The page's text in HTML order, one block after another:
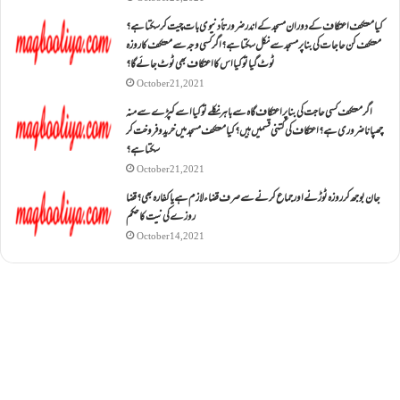
کیا معتکف اعتکاف کے دوران مسجد کے اندر ضرورتاً دنیوی بات چیت کر سکتا ہے؟
معتکف کن حاجات کی بنا پر مسجد سے نکل سکتا ہے؟ اگر کسی وجہ سے معتکف کا روزہ
ٹوٹ گیا تو کیا اس کا اعتکاف بھی ٹوٹ جائے گا؟
October 21, 2021
اگر معتکف کسی حاجت کی بنا پر اعتکاف گاہ سے باہر نکلے تو کیا اسے کپڑے سے منہ
چھپانا ضروری ہے؟اعتکاف کی کتنی قسمیں ہیں؟کیا معتکف مسجد میں خرید و فروخت کر
سکتا ہے؟
October 21, 2021
جان بوجھ کر روزہ ٹوڑنے اور جماع کرنے سے صرف قضاء لازم ہے یا کفارہ بھی؟ قضا
روزے کی نیت کا حکم
October 14, 2021